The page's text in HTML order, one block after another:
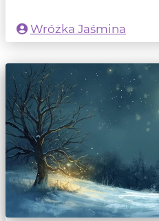
Wróżka Jaśmina